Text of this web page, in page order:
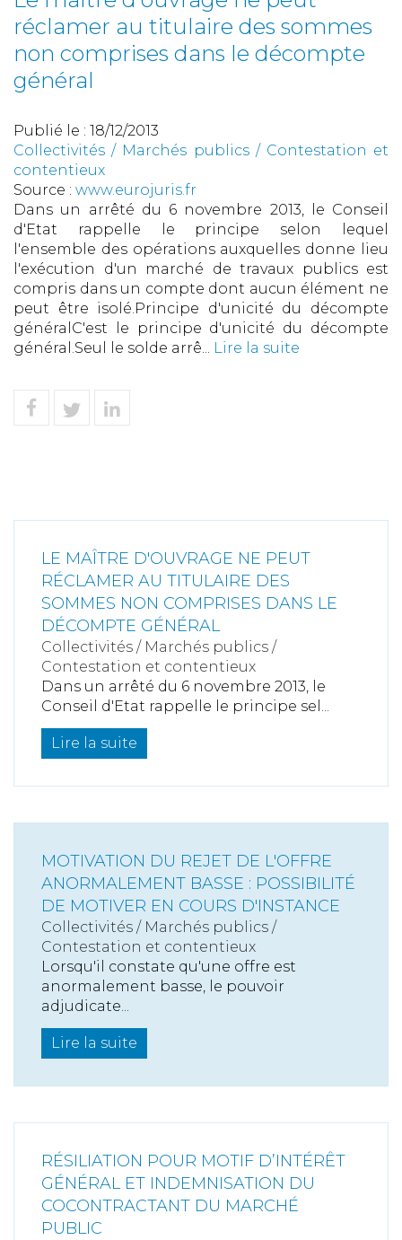
réclamer au titulaire des sommes
non comprises dans le décompte
général
Publié le : 18/12/2013
Collectivités / Marchés publics/ Contestation et
contentieux
Source : www.eurojuris.fr
Dans un arrêté du 6 novembre 2013, le Conseil
d'Etat rappelle le principe selon lequel
l'ensemble des opérations auxquelles donne lieu
l'exécution d'un marché de travaux publics est
compris dans un compte dont aucun élément ne
peut être isolé.Principe d'unicité du décompte
généralC'est le principe d'unicité du décompte
général.Seul le solde arrê... Lire la suite
LE MAÎTRE D'OUVRAGE NE PEUT
RÉCLAMER AU TITULAIRE DES
SOMMES NON COMPRISES DANS LE
DÉCOMPTE GÉNÉRAL
Collectivités / Marchés publics /
Contestation et contentieux
Dans un arrêté du 6 novembre 2013, le
Conseil d'Etat rappelle le principe sel...
Lire la suite
MOTIVATION DU REJET DE L'OFFRE
ANORMALEMENT BASSE : POSSIBILITÉ
DE MOTIVER EN COURS D'INSTANCE
Collectivités / Marchés publics /
Contestation et contentieux
Lorsqu'il constate qu'une offre est
anormalement basse, le pouvoir
adjudicate...
Lire la suite
RÉSILIATION POUR MOTIF D’INTÉRÊT
GÉNÉRAL ET INDEMNISATION DU
COCONTRACTANT DU MARCHÉ
PUBLIC